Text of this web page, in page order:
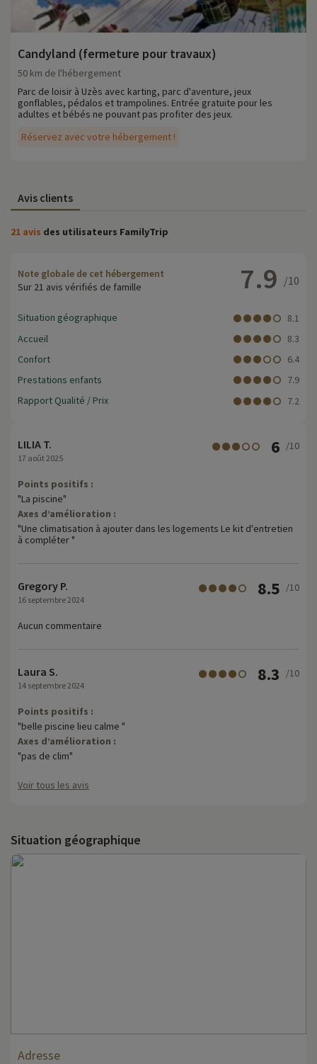
Candyland (fermeture pour travaux)
Réservez avec votre hébergement !
50 km de l'hébergement
Parc de loisir à Uzès avec karting, parc d'aventure, jeux
gonflables, pédalos et trampolines. Entrée gratuite pour les
adultes et bébés ne pouvant pas profiter des jeux.
Avis clients
21 avis des utilisateurs FamilyTrip
Note globale de cet hébergement
Sur 21 avis vérifiés de famille
7.9 /10
Situation géographique
8.1
Accueil
8.3
Confort
6.4
Prestations enfants
7.9
Rapport Qualité / Prix
7.2
LILIA T.
17 août 2025
6 /10
Points positifs :
"La piscine"
Axes d’amélioration :
"Une climatisation à ajouter dans les logements Le kit d'entretien
à compléter "
Gregory P.
16 septembre 2024
8.5 /10
Aucun commentaire
Laura S.
14 septembre 2024
8.3 /10
Points positifs :
"belle piscine lieu calme "
Axes d’amélioration :
"pas de clim"
Voir tous les avis
Situation géographique
Adresse